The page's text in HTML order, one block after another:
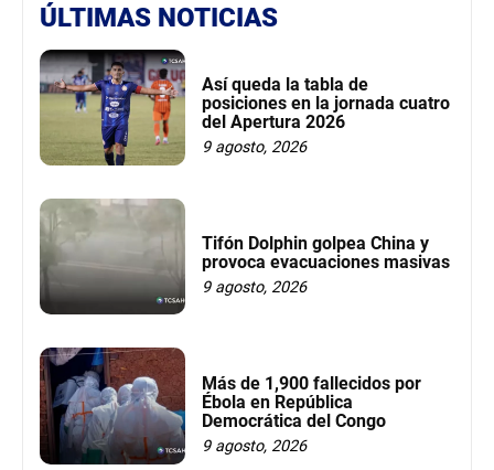
ÚLTIMAS NOTICIAS
Así queda la tabla de
posiciones en la jornada cuatro
del Apertura 2026
9 agosto, 2026
Tifón Dolphin golpea China y
provoca evacuaciones masivas
9 agosto, 2026
Más de 1,900 fallecidos por
Ébola en República
Democrática del Congo
9 agosto, 2026